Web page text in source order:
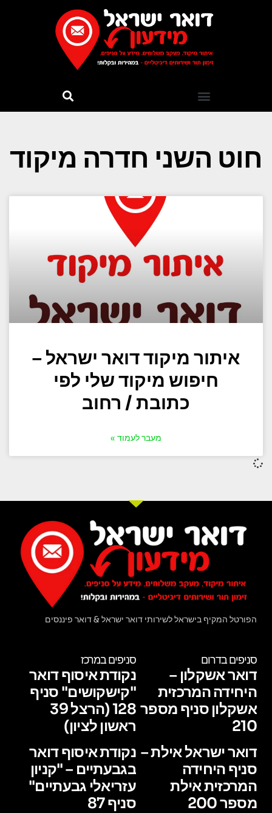
חוט השני חדרה מיקוד
איתור מיקוד דואר ישראל –
חיפוש מיקוד שלי לפי
כתובת / רחוב
מעבר לעמוד »
הפורטל המקיף בישראל לשירותי דואר ישראל & דואר פיננסים
סניפים בדרום
דואר אשקלון –
היחידה המרכזית
אשקלון סניף מספר
210
דואר ישראל אילת –
סניף היחידה
המרכזית אילת
מספר 200
סניפים במרכז
נקודת איסוף דואר
"קישקושים" סניף
128 (הרצל 39
ראשון לציון)
נקודת איסוף דואר
בגבעתיים – "קניון
עזריאלי גבעתיים"
סניף 87